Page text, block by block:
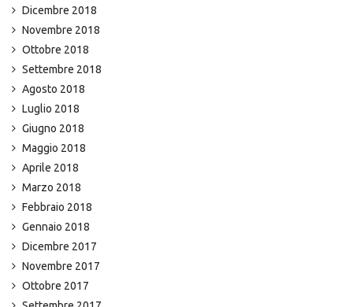
Dicembre 2018
Novembre 2018
Ottobre 2018
Settembre 2018
Agosto 2018
Luglio 2018
Giugno 2018
Maggio 2018
Aprile 2018
Marzo 2018
Febbraio 2018
Gennaio 2018
Dicembre 2017
Novembre 2017
Ottobre 2017